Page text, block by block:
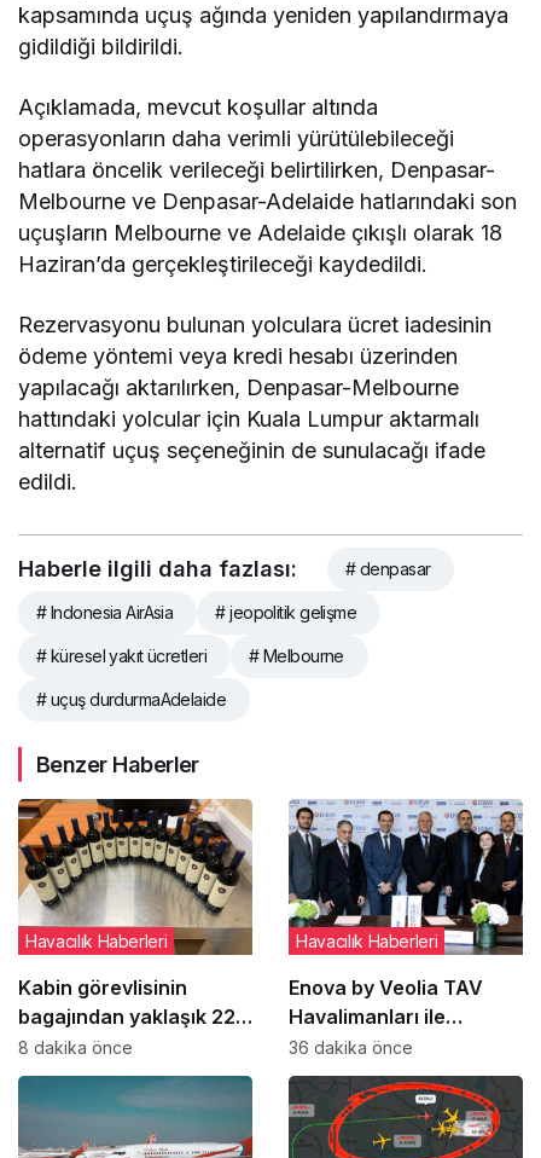
kapsamında uçuş ağında yeniden yapılandırmaya
gidildiği bildirildi.
Açıklamada, mevcut koşullar altında
operasyonların daha verimli yürütülebileceği
hatlara öncelik verileceği belirtilirken, Denpasar-
Melbourne ve Denpasar-Adelaide hatlarındaki son
uçuşların Melbourne ve Adelaide çıkışlı olarak 18
Haziran’da gerçekleştirileceği kaydedildi.
Rezervasyonu bulunan yolculara ücret iadesinin
ödeme yöntemi veya kredi hesabı üzerinden
yapılacağı aktarılırken, Denpasar-Melbourne
hattındaki yolcular için Kuala Lumpur aktarmalı
alternatif uçuş seçeneğinin de sunulacağı ifade
edildi.
Haberle ilgili daha fazlası: # denpasar
# Indonesia AirAsia # jeopolitik gelişme
# küresel yakıt ücretleri # Melbourne
# uçuş durdurmaAdelaide
Benzer Haberler
Kabin görevlisinin
bagajından yaklaşık 22
bin dolarlık şarap çıktı
Havacılık Haberleri
8 dakika önce
Enova by Veolia TAV
Havalimanları ile
Türkiye’deki Enerji
Performans
Sözleşmelerine imza attı
Havacılık Haberleri
36 dakika önce